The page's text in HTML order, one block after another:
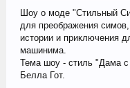
Шоу о моде "Стильный
для преображения
истории и приключения
машинима.
Тема шоу - стиль "Дама с
Белла Гот.